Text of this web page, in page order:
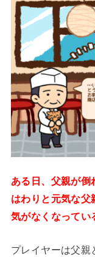
ある日、父親が倒
はわりと元気な父
気がなくなってい
プレイヤーは父親